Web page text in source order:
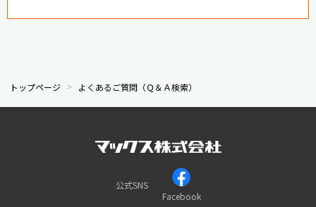
トップページ よくあるご質問（Ｑ＆Ａ検索）
公式SNS
Facebook